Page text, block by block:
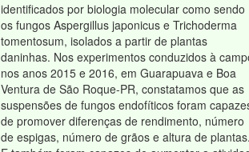
identificados por biologia molecular como sendo
os fungos Aspergillus japonicus e Trichoderma
tomentosum, isolados a partir de plantas
daninhas. Nos experimentos conduzidos à
nos anos 2015 e 2016, em Guarapuava e Boa
Ventura de São Roque-PR, constatamos que as
suspensões de fungos endofíticos foram
de promover diferenças de rendimento, número
de espigas, número de grãos e altura de